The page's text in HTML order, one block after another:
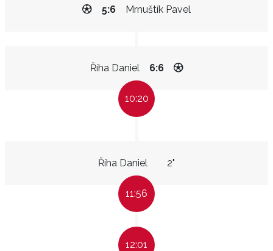
Mrnuštík Pavel
5:6
Říha Daniel 6:6
10:20
Říha Daniel 2"
11:56
12:01